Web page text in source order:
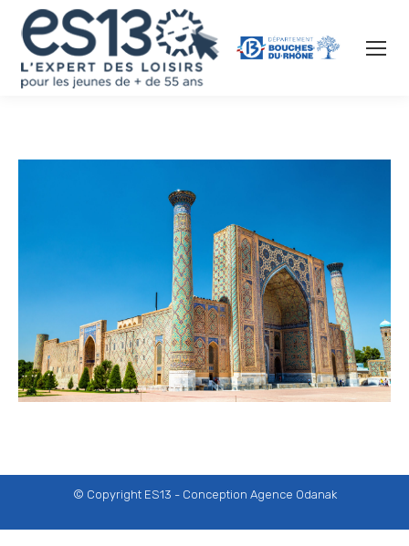
© Copyright ES13 - Conception Agence Odanak